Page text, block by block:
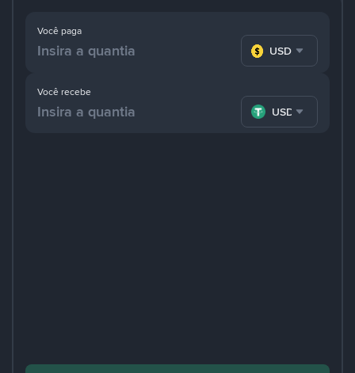
Você paga
USD
Você recebe
USDT